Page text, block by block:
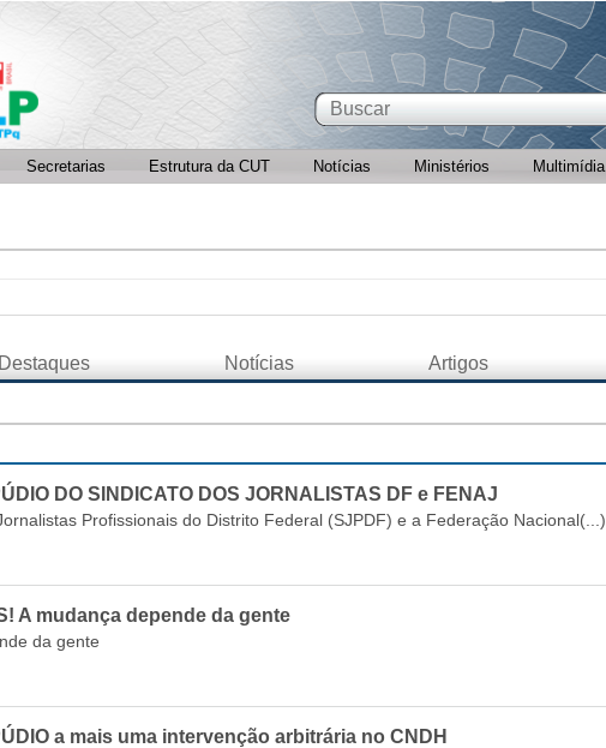
Secretarias Estrutura da CUT Notícias Ministérios Multimídia
Destaques Notícias Artigos
DO SINDICATO DOS JORNALISTAS DF e FENAJ
Profissionais do Distrito Federal (SJPDF) e a Federação Nacional(...)
A mudança depende da gente
da gente
a mais uma intervenção arbitrária no CNDH